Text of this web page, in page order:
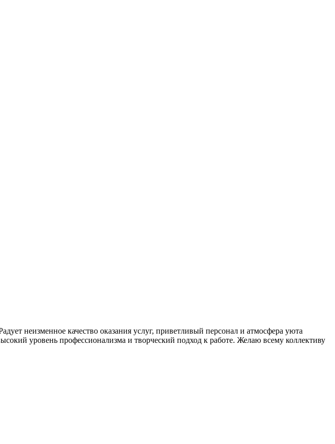
неизменное качество оказания услуг, приветливый персонал и атмосфера уюта
уровень профессионализма и творческий подход к работе. Желаю всему коллективу